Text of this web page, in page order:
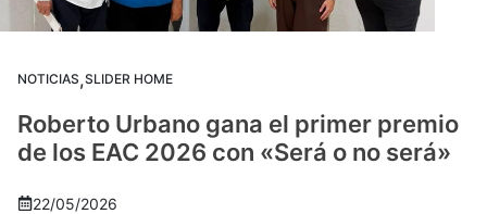
NOTICIAS,SLIDER HOME
Roberto Urbano gana el primer premio
de los EAC 2026 con «Será o no será»
22/05/2026